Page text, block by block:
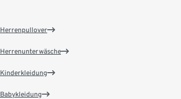
Herrenpullover
Herrenunterwäsche
Kinderkleidung
Babykleidung